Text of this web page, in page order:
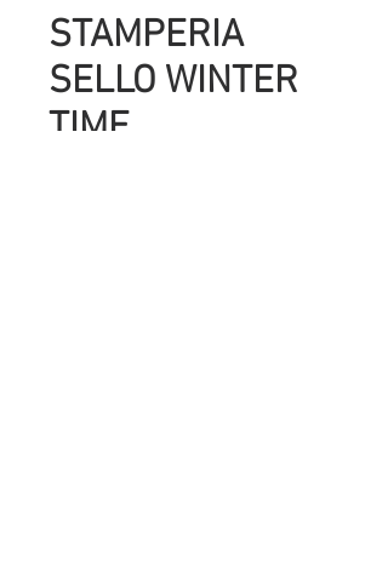
STAMPERIA
SELLO WINTER
TIME